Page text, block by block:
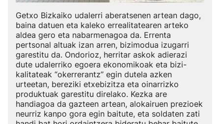
Getxo Bizkaiko udalerri aberatsenen artean dago,
baina datuen eta kaleko errealitatearen arteko
aldea gero eta nabarmenagoa da. Errenta
pertsonal altuak izan arren, bizimodua izugarri
garestitu da. Ondorioz, herritar askok adierazi
dute udalerriko egoera ekonomikoak eta bizi-
kalitateak “okerrerantz” egin dutela azken
urteetan, bereziki etxebizitza eta oinarrizko
produktuak garestitu direlako. Kezka are
handiagoa da gazteen artean, alokairuen prezioek
neurriz kanpo gora egin baitute, eta soldaten zati